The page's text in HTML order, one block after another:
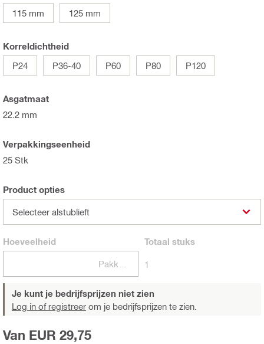
115 mm
125 mm
Korreldichtheid
P24
P36-40 P60 P80 P120
Asgatmaat
22.2 mm
Verpakkingseenheid
25 Stk
Product opties
Selecteer alstublieft
Hoeveelheid Totaal stuks
1
Je kunt je bedrijfsprijzen niet zien
Log in of registreer om je bedrijfsprijzen te zien.
Van EUR 29,75